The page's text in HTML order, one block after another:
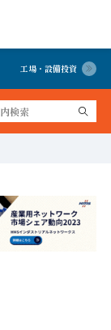
工場・設備投資
公開中 詳細はこちら